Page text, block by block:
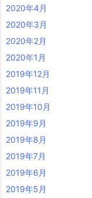
2020年4月
2020年3月
2020年2月
2020年1月
2019年12月
2019年11月
2019年10月
2019年9月
2019年8月
2019年7月
2019年6月
2019年5月